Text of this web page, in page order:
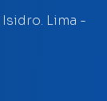
Lima -